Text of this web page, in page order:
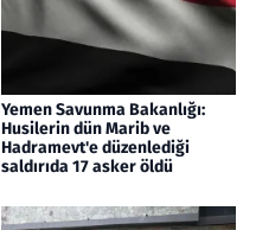
Yemen Savunma Bakanlığı:
Husilerin dün Marib ve
Hadramevt'e düzenlediği
saldırıda 17 asker öldü